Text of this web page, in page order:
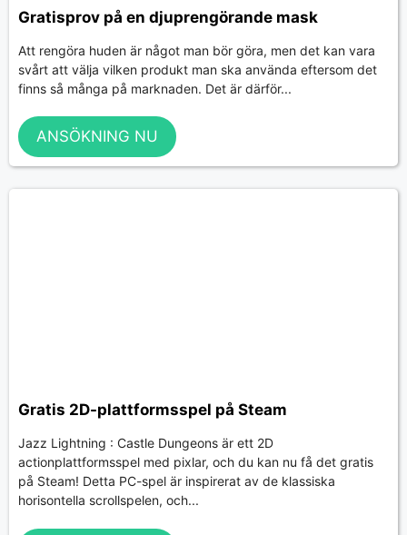
Gratisprov på en djuprengörande mask
Att rengöra huden är något man bör göra, men det kan vara
svårt att välja vilken produkt man ska använda eftersom det
finns så många på marknaden. Det är därför...
ANSÖKNING NU
Gratis 2D-plattformsspel på Steam
Jazz Lightning : Castle Dungeons är ett 2D
actionplattformsspel med pixlar, och du kan nu få det gratis
på Steam! Detta PC-spel är inspirerat av de klassiska
horisontella scrollspelen, och...